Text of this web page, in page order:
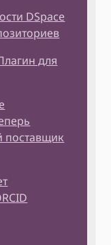
DSpace
для
поставщик